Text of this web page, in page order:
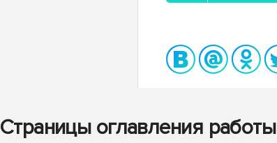
Страницы оглавления работы